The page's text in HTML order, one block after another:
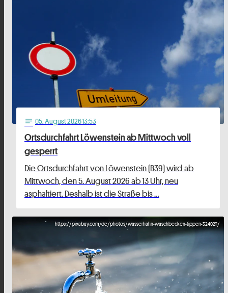
notes 05. August 2026 13:53
Ortsdurchfahrt Löwenstein ab Mittwoch voll
gesperrt
Die Ortsdurchfahrt von Löwenstein (B39) wird ab
Mittwoch, den 5. August 2026 ab 13 Uhr, neu
asphaltiert. Deshalb ist die Straße bis …
https://pixabay.com/de/photos/wasserhahn-waschbecken-tippen-3240211/